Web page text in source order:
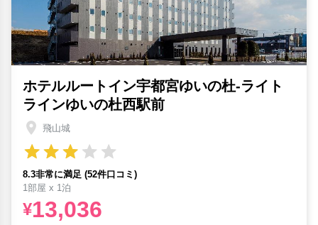
ホテルルートイン宇都宮ゆいの杜-ライト
ラインゆいの杜西駅前
飛山城
8.3非常に満足 (52件口コミ)
1部屋 x 1泊
¥13,036